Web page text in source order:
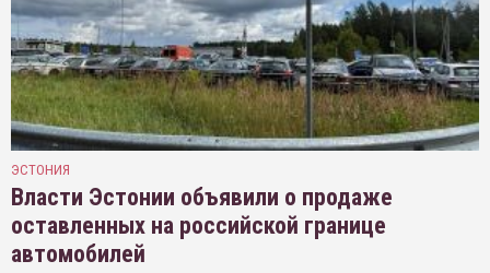
ЭСТОНИЯ
Власти Эстонии объявили о продаже
оставленных на российской границе
автомобилей